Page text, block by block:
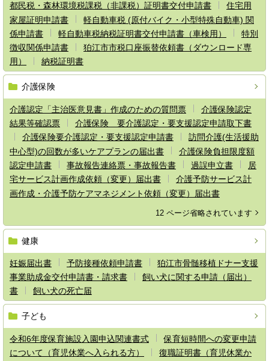
都民税・森林環境税課税（非課税）証明書交付申請書
住宅用
家屋証明申請書
軽自動車税 (原付バイク・小型特殊自動車) 関
係申請書
軽自動車税納税証明書交付申請書（車検用）
特別
徴収関係申請書
狛江市市税口座振替依頼書（ダウンロード専
用）
納税証明書
介護保険
介護認定「主治医意見書」作成のための質問票
介護保険認定
結果等確認票
介護保険 要介護認定・要支援認定申請取下書
介護保険要介護認定・要支援認定申請書
訪問介護(生活援助
中心型)の回数が多いケアプランの届出書
介護保険負担限度額
認定申請書
事故報告連絡票・事故報告書 過誤申立書
居
宅サービス計画作成依頼（変更）届出書
介護予防サービス計
画作成・介護予防ケアマネジメント依頼（変更）届出書
12 ページ省略されています
健康
妊娠届出書 予防接種依頼申請書
狛江市骨髄移植ドナー支援
事業助成金交付申請書・請求書
飼い犬に関する申請（届出）
書
飼い犬の死亡届
子ども
令和6年度保育施設入園申込関連書式
保育短時間への変更申請
について（育児休業へ入られる方）
復職証明書（育児休業か